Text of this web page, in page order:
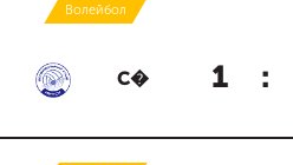
Волейбол
С� 1 :